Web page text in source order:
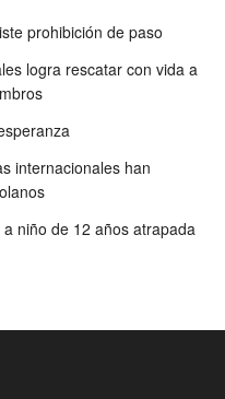
prohibición de paso
logra rescatar con vida a
internacionales han
niño de 12 años atrapada